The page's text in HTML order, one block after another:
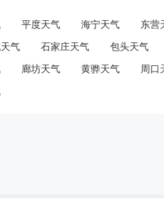
平度天气 海宁天气 东营
气 石家庄天气 包头天气
廊坊天气 黄骅天气 周口